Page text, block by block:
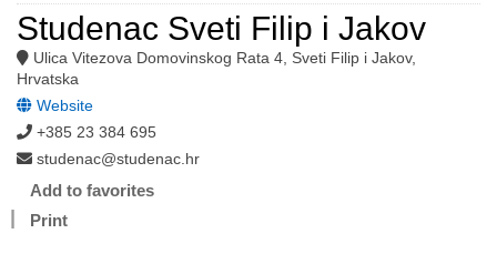
Studenac Sveti Filip i Jakov
Ulica Vitezova Domovinskog Rata 4, Sveti Filip i Jakov,
Hrvatska
Website
+385 23 384 695
studenac@studenac.hr
Add to favorites
Print